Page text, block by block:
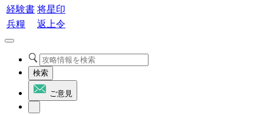
経験書 将星印
兵糧
返上令
検索
ご意見